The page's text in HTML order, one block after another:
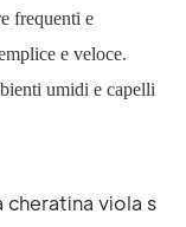
frequenti e
e veloce.
umidi e capelli